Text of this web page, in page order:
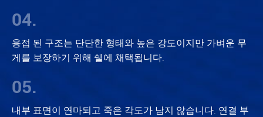
04.
용접 된 구조는 단단한 형태와 높은 강도이지만 가벼운 무
게를 보장하기 위해 쉘에 채택됩니다.
05.
내부 표면이 연마되고 죽은 각도가 남지 않습니다. 연결 부